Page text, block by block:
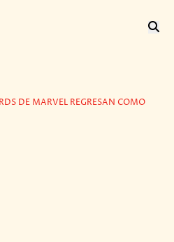
DE MARVEL REGRESAN COMO